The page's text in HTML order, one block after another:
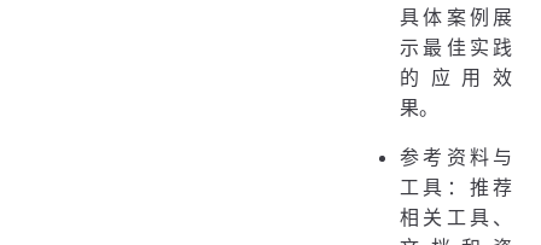
具体案例展
示最佳实践
的应用效
果。
参考资料与
工具：推荐
相关工具、